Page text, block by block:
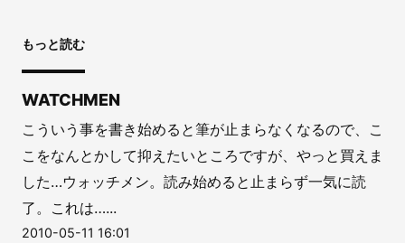
もっと読む
WATCHMEN
こういう事を書き始めると筆が止まらなくなるので、こ
こをなんとかして抑えたいところですが、やっと買えま
した…ウォッチメン。読み始めると止まらず一気に読
了。これは…...
2010-05-11 16:01